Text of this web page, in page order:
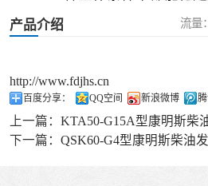
产品介绍 流量
http://www.fdjhs.cn
百度分享： QQ空间 新浪微博
上一篇： KTA50-G15A型康明斯柴
下一篇： QSK60-G4型康明斯柴油